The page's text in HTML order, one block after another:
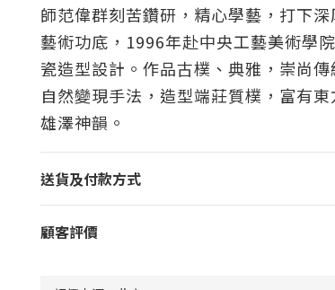
師范偉群刻苦鑽研，精心學藝，打下深
藝術功底，1996年赴中央工藝美術學
瓷造型設計。作品古樸、典雅，崇尚傳
自然變現手法，造型端莊質樸，富有
雄澤神韻。
送貨及付款方式
顧客評價